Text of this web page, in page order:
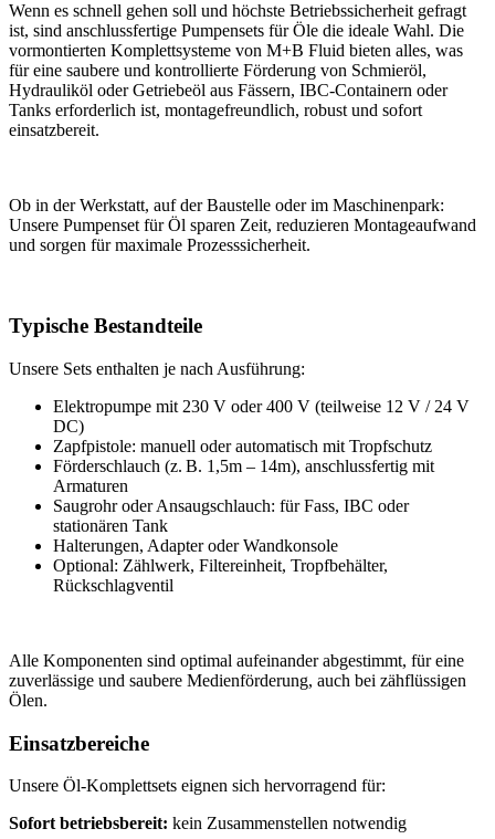
Wenn es schnell gehen soll und höchste Betriebssicherheit gefragt
ist, sind anschlussfertige Pumpensets für Öle die ideale Wahl. Die
vormontierten Komplettsysteme von M+B Fluid bieten alles, was
für eine saubere und kontrollierte Förderung von Schmieröl,
Hydrauliköl oder Getriebeöl aus Fässern, IBC-Containern oder
Tanks erforderlich ist, montagefreundlich, robust und sofort
einsatzbereit.
Ob in der Werkstatt, auf der Baustelle oder im Maschinenpark:
Unsere Pumpenset für Öl sparen Zeit, reduzieren Montageaufwand
und sorgen für maximale Prozesssicherheit.
Typische Bestandteile
Unsere Sets enthalten je nach Ausführung:
Elektropumpe mit 230 V oder 400 V (teilweise 12 V / 24 V
DC)
Zapfpistole: manuell oder automatisch mit Tropfschutz
Förderschlauch (z. B. 1,5m – 14m), anschlussfertig mit
Armaturen
Saugrohr oder Ansaugschlauch: für Fass, IBC oder
stationären Tank
Halterungen, Adapter oder Wandkonsole
Optional: Zählwerk, Filtereinheit, Tropfbehälter,
Rückschlagventil
Alle Komponenten sind optimal aufeinander abgestimmt, für eine
zuverlässige und saubere Medienförderung, auch bei zähflüssigen
Ölen.
Einsatzbereiche
Unsere Öl-Komplettsets eignen sich hervorragend für:
Sofort betriebsbereit: kein Zusammenstellen notwendig